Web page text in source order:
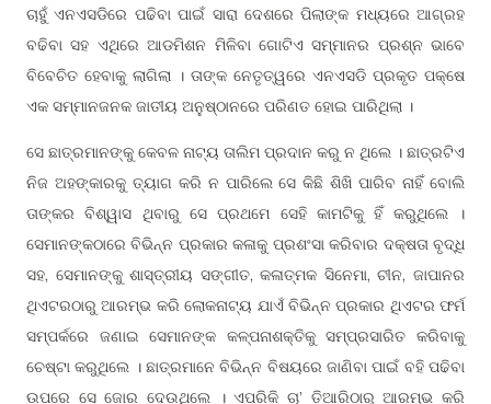
ଚାହୁଁ ଏନଏସଡିରେ ପଢିବା ପାଇଁ ସାରା ଦେଶରେ ପିଲାଙ୍କ ମଧ୍ୟରେ ଆଗ୍ରହ
ବଢିବା ସହ ଏଥିରେ ଆଡମିଶନ ମିଳିବା ଗୋଟିଏ ସମ୍ମାନର ପ୍ରଶ୍ନ ଭାବେ
ବିବେଚିତ ହେବାକୁ ଲାଗିଲା । ତାଙ୍କ ନେତୃତ୍ୱରେ ଏନଏସଡି ପ୍ରକୃତ ପକ୍ଷେ
ଏକ ସମ୍ମାନଜନକ ଜାତୀୟ ଅନୁଷ୍ଠାନରେ ପରିଣତ ହୋଇ ପାରିଥିଲା ।
ସେ ଛାତ୍ରମାନଙ୍କୁ କେବଳ ନାଟ୍ୟ ତାଲିମ ପ୍ରଦାନ କରୁ ନ ଥିଲେ । ଛାତ୍ରଟିଏ
ନିଜ ଅହଙ୍କାରକୁ ତ୍ୟାଗ କରି ନ ପାରିଲେ ସେ କିଛି ଶିଖି ପାରିବ ନାହିଁ ବୋଲି
ତାଙ୍କର ବିଶ୍ୱାସ ଥିବାରୁ ସେ ପ୍ରଥମେ ସେହି କାମଟିକୁ ହିଁ କରୁଥିଲେ ।
ସେମାନଙ୍କଠାରେ ବିଭିନ୍ନ ପ୍ରକାର କଳାକୁ ପ୍ରଶଂସା କରିବାର ଦକ୍ଷତା ବୃଦ୍ଧି
ସହ, ସେମାନଙ୍କୁ ଶାସ୍ତ୍ରୀୟ ସଙ୍ଗୀତ, କଳାତ୍ମକ ସିନେମା, ଚୀନ, ଜାପାନର
ଥିଏଟରଠାରୁ ଆରମ୍ଭ କରି ଲୋକନାଟ୍ୟ ଯାଏଁ ବିଭିନ୍ନ ପ୍ରକାର ଥିଏଟର ଫର୍ମ
ସମ୍ପର୍କରେ ଜଣାଇ ସେମାନଙ୍କ କଳ୍ପନାଶକ୍ତିକୁ ସମ୍ପ୍ରସାରିତ କରିବାକୁ
ଚେଷ୍ଟା କରୁଥିଲେ । ଛାତ୍ରମାନେ ବିଭିନ୍ନ ବିଷୟରେ ଜାଣିବା ପାଇଁ ବହି ପଢିବା
ଉପରେ ସେ ଜୋର ଦେଉଥିଲେ । ଏପରିକି ଚା’ ତିଆରିଠାରୁ ଆରମ୍ଭ କରି